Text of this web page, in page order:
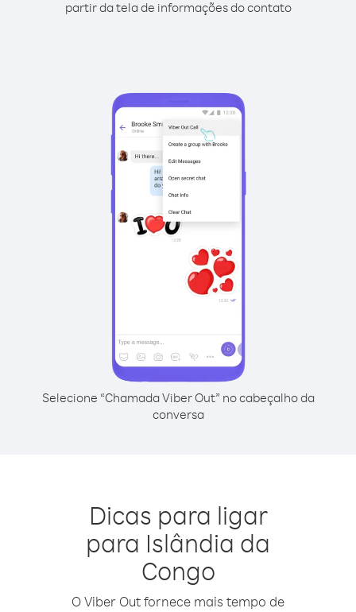
partir da tela de informações do contato
Selecione “Chamada Viber Out” no cabeçalho da
conversa
Dicas para ligar
para Islândia da
Congo
O Viber Out fornece mais tempo de